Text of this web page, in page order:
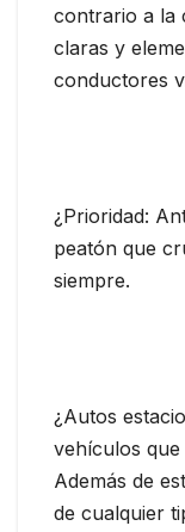
contrario a la
claras y
conductores
¿Prioridad:
peatón que
siempre.
¿Autos
vehículos que
Además de
de cualquier